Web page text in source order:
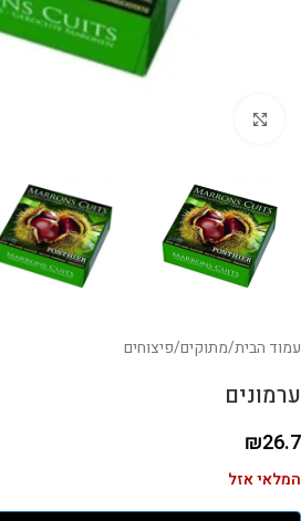
עמוד הבית/מתוקים/פיצוחים
ערמונים
₪26.7
המלאי אזל